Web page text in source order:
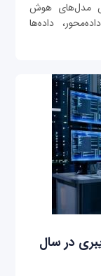
مدل‌های هوش
داده‌ها
در سال